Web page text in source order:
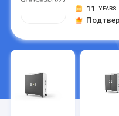
11 YEARS